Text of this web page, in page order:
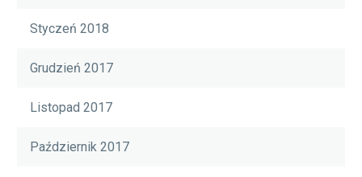
Styczeń 2018
Grudzień 2017
Listopad 2017
Październik 2017